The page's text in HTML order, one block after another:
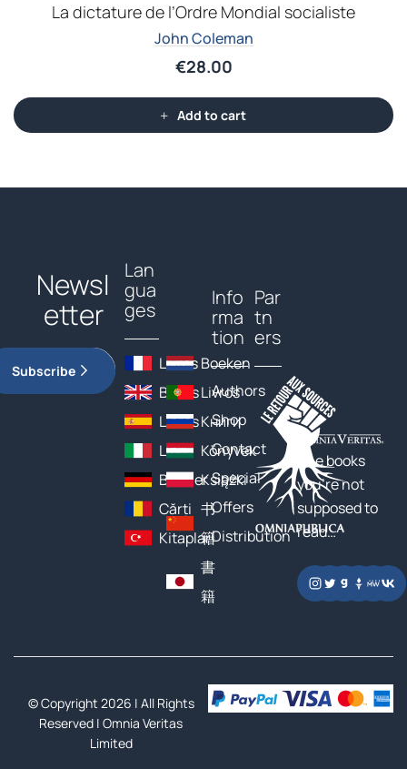
La dictature de l’Ordre Mondial socialiste
John Coleman
€28.00
Add to cart
Newsl
etter
Subscribe
Lan
gua
ges
Livres
Books
Libros
Libri
Bücher
Cărți
Kitaplar
Boeken
Livros
Книги
Könyvek
Książki
书
籍
書
籍
Info
rma
tion
Authors
Shop
Contact
Special
Offers
Distribution
Par
tn
ers
The books
you’re not
supposed to
read…
© Copyright 2026 | All Rights
Reserved |Omnia Veritas
Limited